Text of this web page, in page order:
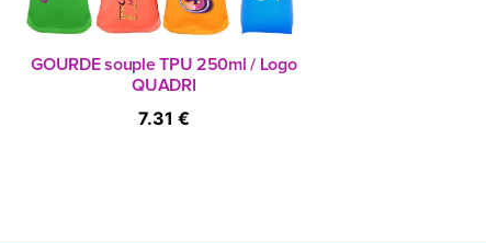
GOURDE souple TPU 250ml / Logo
QUADRI
7.31 €